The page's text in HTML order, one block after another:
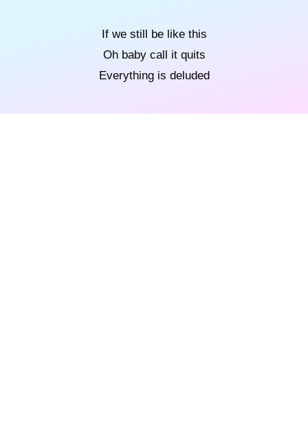
If we still be like this
Oh baby call it quits
Everything is deluded